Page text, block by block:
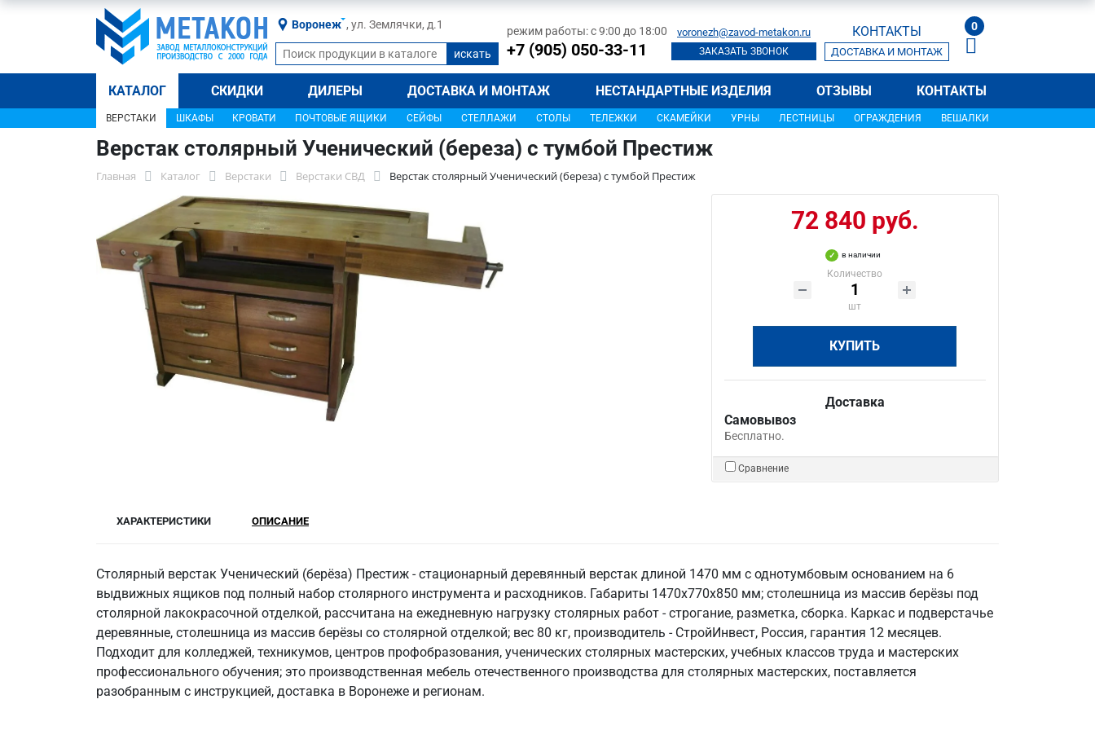
Воронеж , ул. Землячки, д.1 режим работы: с 9:00 до 18:00
+7 (905) 050-33-11
voronezh@zavod-metakon.ru
ЗАКАЗАТЬ ЗВОНОК
КОНТАКТЫ
ДОСТАВКА И МОНТАЖ
0
КАТАЛОГ СКИДКИ ДИЛЕРЫ ДОСТАВКА И МОНТАЖ НЕСТАНДАРТНЫЕ ИЗДЕЛИЯ ОТЗЫВЫ КОНТАКТЫ
ВЕРСТАКИ ШКАФЫ КРОВАТИ ПОЧТОВЫЕ ЯЩИКИ СЕЙФЫ СТЕЛЛАЖИ СТОЛЫ ТЕЛЕЖКИ СКАМЕЙКИ УРНЫ ЛЕСТНИЦЫ ОГРАЖДЕНИЯ ВЕШАЛКИ
Верстак столярный Ученический (береза) с тумбой Престиж
Главная Каталог Верстаки Верстаки СВД Верстак столярный Ученический (береза) с тумбой Престиж
72 840 руб.
в наличии
Количество
шт
КУПИТЬ
Доставка
Самовывоз
Бесплатно.
Сравнение
ХАРАКТЕРИСТИКИ ОПИСАНИЕ
Столярный верстак Ученический (берёза) Престиж - стационарный деревянный верстак длиной 1470 мм с однотумбовым основанием на 6
выдвижных ящиков под полный набор столярного инструмента и расходников. Габариты 1470х770х850 мм; столешница из массив берёзы под
столярной лакокрасочной отделкой, рассчитана на ежедневную нагрузку столярных работ - строгание, разметка, сборка. Каркас и подверстачье
деревянные, столешница из массив берёзы со столярной отделкой; вес 80 кг, производитель - СтройИнвест, Россия, гарантия 12 месяцев.
Подходит для колледжей, техникумов, центров профобразования, ученических столярных мастерских, учебных классов труда и мастерских
профессионального обучения; это производственная мебель отечественного производства для столярных мастерских, поставляется
разобранным с инструкцией, доставка в Воронеже и регионам.